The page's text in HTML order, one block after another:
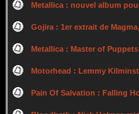
Metallica : nouvel album
Gojira : 1er extrait de
Metallica : Master of
Motorhead : Lemmy
Pain Of Salvation : Falling